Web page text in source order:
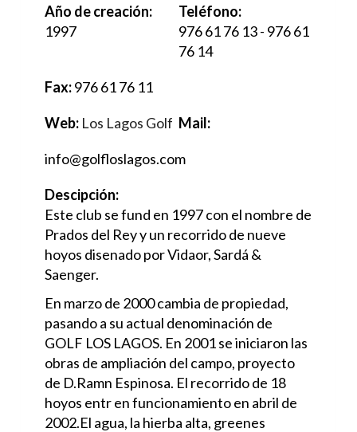
Año de creación:
1997
Teléfono:
976 61 76 13 - 976 61
76 14
Fax:976 61 76 11
Web: Los Lagos Golf Mail:
info@golfloslagos.com
Descipción:
Este club se fund en 1997 con el nombre de
Prados del Rey y un recorrido de nueve
hoyos disenado por Vidaor, Sardá &
Saenger.
En marzo de 2000 cambia de propiedad,
pasando a su actual denominación de
GOLF LOS LAGOS. En 2001 se iniciaron las
obras de ampliación del campo, proyecto
de D.Ramn Espinosa. El recorrido de 18
hoyos entr en funcionamiento en abril de
2002.El agua, la hierba alta, greenes